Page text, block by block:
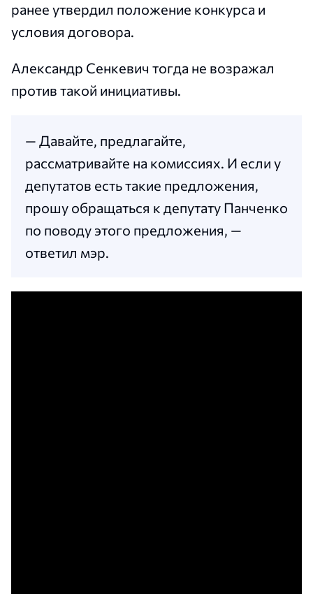
ранее утвердил положение конкурса и
условия договора.
Александр Сенкевич тогда не возражал
против такой инициативы.
— Давайте, предлагайте,
рассматривайте на комиссиях. И если у
депутатов есть такие предложения,
прошу обращаться к депутату Панченко
по поводу этого предложения, —
ответил мэр.